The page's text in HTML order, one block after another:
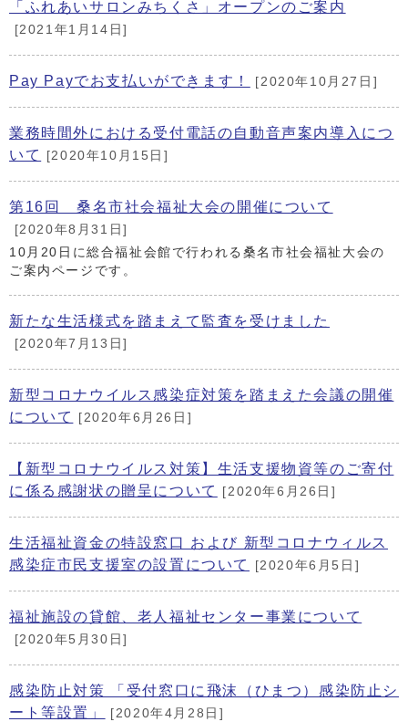
「ふれあいサロンみちくさ」オープンのご案内
[2021年1月14日]
Pay Payでお支払いができます！ [2020年10月27日]
業務時間外における受付電話の自動音声案内導入につ
いて
[2020年10月15日]
第16回 桑名市社会福祉大会の開催について
[2020年8月31日]
10月20日に総合福祉会館で行われる桑名市社会福祉大会の
ご案内ページです。
新たな生活様式を踏まえて監査を受けました
[2020年7月13日]
新型コロナウイルス感染症対策を踏まえた会議の開催
について
[2020年6月26日]
【新型コロナウイルス対策】生活支援物資等のご寄付
に係る感謝状の贈呈について
[2020年6月26日]
生活福祉資金の特設窓口 および 新型コロナウィルス
感染症市民支援室の設置について
[2020年6月5日]
福祉施設の貸館、老人福祉センター事業について
[2020年5月30日]
感染防止対策 「受付窓口に飛沫（ひまつ）感染防止シ
ート等設置」
[2020年4月28日]